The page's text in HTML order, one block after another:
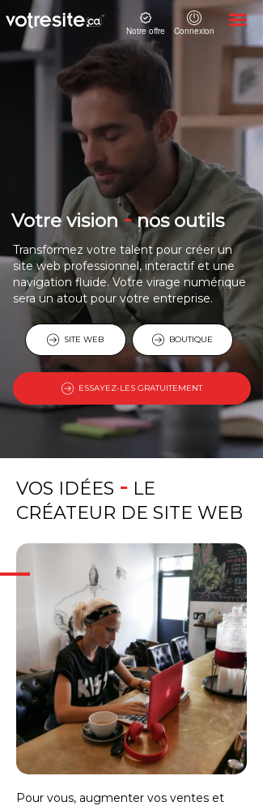
Notre offre Connexion
Votre vision-nos outils
Transformez votre talent pour créer un
site web professionnel, interactif et une
navigation fluide. Votre virage numérique
sera un atout pour votre entreprise.
BOUTIQUE
SITE WEB
ESSAYEZ-LES GRATUITEMENT
VOS IDÉES -LE
CRÉATEUR DE SITE WEB
Pour vous, augmenter vos ventes et